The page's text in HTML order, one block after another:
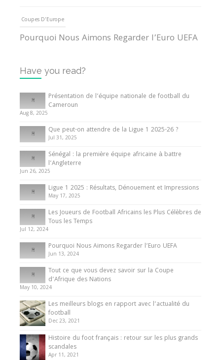
Coupes D'Europe
Pourquoi Nous Aimons Regarder l’Euro UEFA
Internationales
Tout ce que vous devez savoir sur la Coupe
d’Afrique des Nations
10 May 2024
Internationales
Présentation de l’équipe nationale de football
du Cameroun
8 August 2025
Have you read?
Présentation de l’équipe nationale de football du
Cameroun
Aug 8, 2025
Que peut-on attendre de la Ligue 1 2025-26 ?
Jul 31, 2025
Sénégal : la première équipe africaine à battre
l’Angleterre
Jun 26, 2025
Ligue 1 2025 : Résultats, Dénouement et Impressions
May 17, 2025
Les Joueurs de Football Africains les Plus Célèbres de
Tous les Temps
Jul 12, 2024
Pourquoi Nous Aimons Regarder l’Euro UEFA
Jun 13, 2024
Tout ce que vous devez savoir sur la Coupe
d’Afrique des Nations
May 10, 2024
Les meilleurs blogs en rapport avec l’actualité du
football
Dec 23, 2021
Histoire du foot français : retour sur les plus grands
scandales
Apr 11, 2021